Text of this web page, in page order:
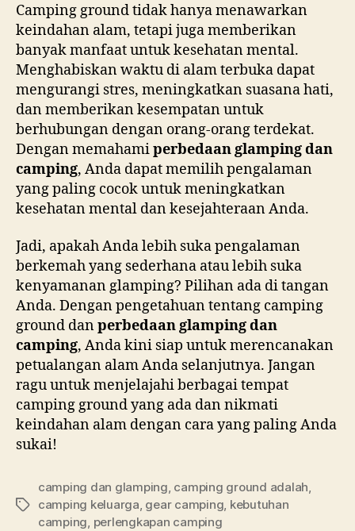
Camping ground tidak hanya menawarkan
keindahan alam, tetapi juga memberikan
banyak manfaat untuk kesehatan mental.
Menghabiskan waktu di alam terbuka dapat
mengurangi stres, meningkatkan suasana hati,
dan memberikan kesempatan untuk
berhubungan dengan orang-orang terdekat.
Dengan memahamiperbedaan glamping dan
camping, Anda dapat memilih pengalaman
yang paling cocok untuk meningkatkan
kesehatan mental dan kesejahteraan Anda.
Jadi, apakah Anda lebih suka pengalaman
berkemah yang sederhana atau lebih suka
kenyamanan glamping? Pilihan ada di tangan
Anda. Dengan pengetahuan tentang camping
ground danperbedaan glamping dan
camping, Anda kini siap untuk merencanakan
petualangan alam Anda selanjutnya. Jangan
ragu untuk menjelajahi berbagai tempat
camping ground yang ada dan nikmati
keindahan alam dengan cara yang paling Anda
sukai!
Tags
camping dan glamping, camping ground adalah,
camping keluarga, gear camping, kebutuhan
camping, perlengkapan camping